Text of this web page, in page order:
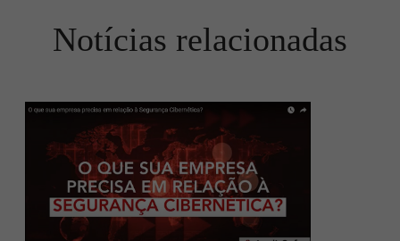
Notícias relacionadas